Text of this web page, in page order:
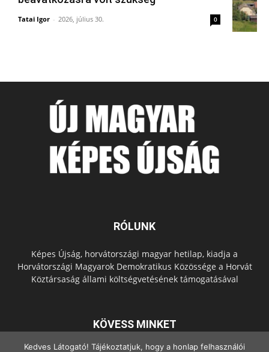
Tatai Igor - 2026, július 30. 0
RÓLUNK
Képes Újság, horvátországi magyar hetilap, kiadja a
Horvátországi Magyarok Demokratikus Közössége a Horvát
Köztársaság állami költségvetésének támogatásával
KÖVESS MINKET
Kedves Látogató! Tájékoztatjuk, hogy a honlap felhasználói